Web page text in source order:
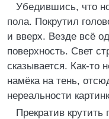
Убедившись, что
пола. Покрутил
и вверх. Везде всё
поверхность. Свет
сказывается. Как-то
намёка на тень,
нереальности
Прекратив